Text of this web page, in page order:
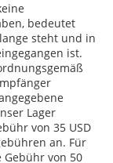
bedeutet
steht und in
ist.
Lager
von 35 USD
an. Für
von 50